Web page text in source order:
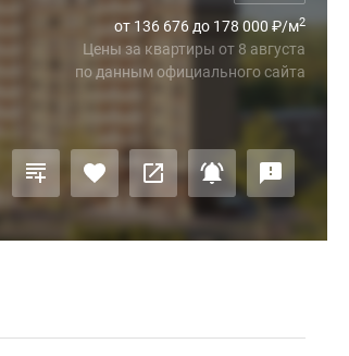
от 136 676 до 178 000₽/м2
Цены за квартиры от 8 августа
по данным официального сайта